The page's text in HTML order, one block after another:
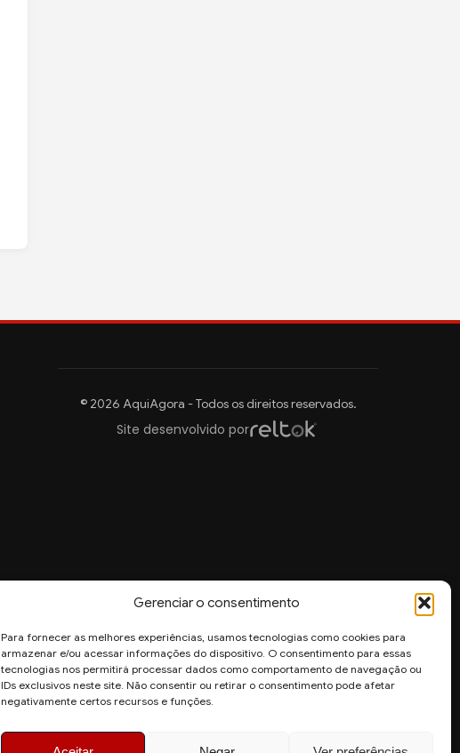
Gerenciar o consentimento
Para fornecer as melhores experiências, usamos tecnologias como cookies para
armazenar e/ou acessar informações do dispositivo. O consentimento para essas
tecnologias nos permitirá processar dados como comportamento de navegação ou
IDs exclusivos neste site. Não consentir ou retirar o consentimento pode afetar
negativamente certos recursos e funções.
© 2026 AquiAgora - Todos os direitos reservados.
Site desenvolvido por